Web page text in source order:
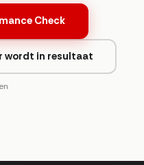
Check
wordt in resultaat